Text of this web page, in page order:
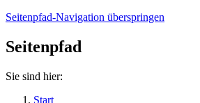
Seitenpfad-Navigation überspringen
Seitenpfad
Sie sind hier:
Start